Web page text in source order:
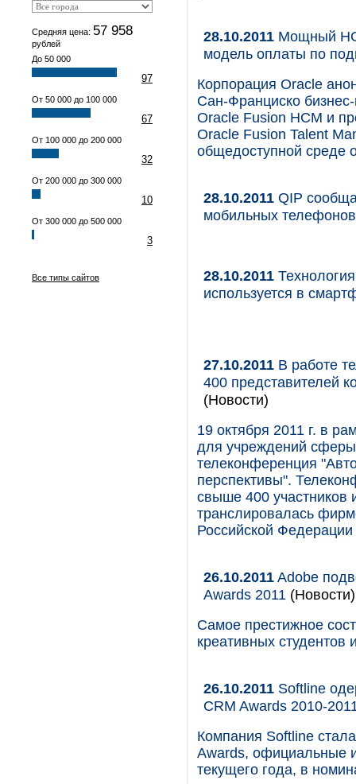
Средняя цена: 57 958
рублей
До 50 000
97
От 50 000 до 100 000
67
От 100 000 до 200 000
32
От 200 000 до 300 000
10
От 300 000 до 500 000
3
Все типы сайтов
28.10.2011 Мощный
модель оплаты по
Корпорация Oracle
Сан-Франциско
Oracle Fusion HCM и
Oracle Fusion Talent
общедоступной среде
28.10.2011 QIP
мобильных
28.10.2011
используется в
27.10.2011 В работе
400 представителей
(Новости)
19 октября 2011 г. в
для учреждений
телеконференция
перспективы".
свыше 400 участников
транслировалась
Российской Федерации
26.10.2011Adobe
Awards 2011 (Новости)
Самое престижное
креативных студентов
26.10.2011 Softline
CRM Awards 2010-
Компания Softline
Awards, официальные
текущего года, в